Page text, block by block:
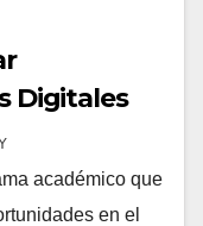
Digitales
académico que
en el